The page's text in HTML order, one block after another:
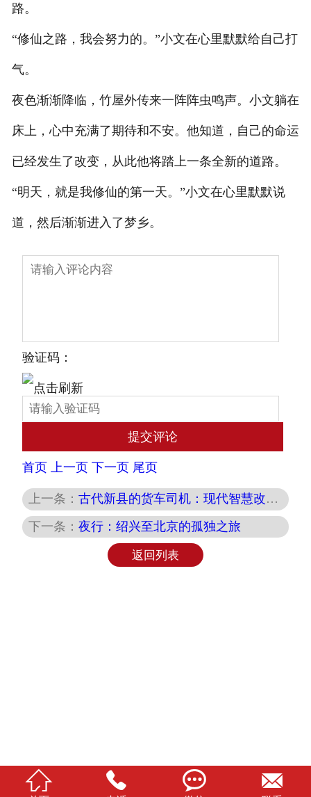
路。
“修仙之路，我会努力的。”小文在心里默默给自己打
气。
夜色渐渐降临，竹屋外传来一阵阵虫鸣声。小文躺在
床上，心中充满了期待和不安。他知道，自己的命运
已经发生了改变，从此他将踏上一条全新的道路。
“明天，就是我修仙的第一天。”小文在心里默默说
道，然后渐渐进入了梦乡。
验证码：
首页 上一页 下一页 尾页
上一条： 古代新县的货车司机：现代智慧改变历史的终章 第十四章：传奇终章
下一条： 夜行：绍兴至北京的孤独之旅
返回列表
   